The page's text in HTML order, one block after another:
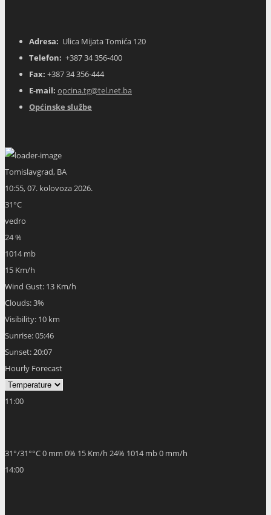
Adresa: Ulica Mijata Tomića 120
Telefon: +387 34 356-400
Fax: +387 34 356-444
E-mail: opcina.tg@tel.net.ba
Općinske službe
Tomislavgrad, BA
10:55,07. kolovoza 2026.
31°C
vedro
24 %
1014 mb
15 Km/h
Wind Gust: 13 Km/h
Clouds:3%
Visibility: 10 km
Sunrise:05:46
Sunset:20:07
Hourly Forecast
11:00
31°/31°°C0 mm 0% 15 Km/h 24% 1014 mb0 mm/h
14:00